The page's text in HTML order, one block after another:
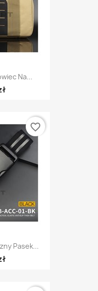
Na...
Pasek...
favorite_border